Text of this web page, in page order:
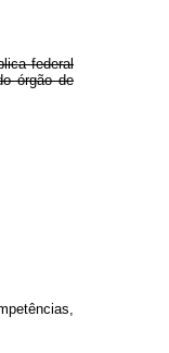
federal
órgão de